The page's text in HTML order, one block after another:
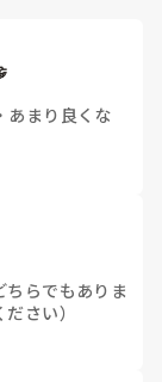
あまり良くな
ちらでもありま
さい）